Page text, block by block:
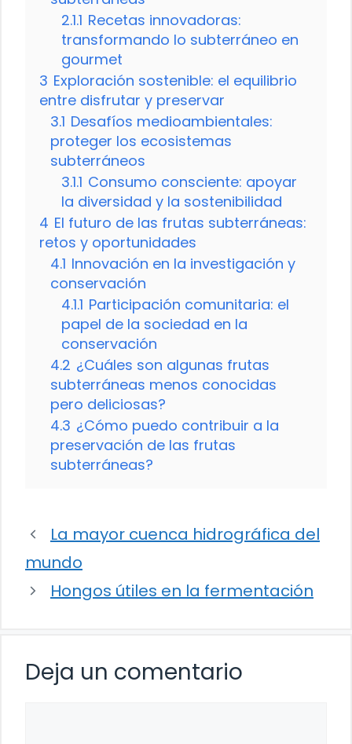
2.1.1 Recetas innovadoras:
transformando lo subterráneo en
gourmet
3 Exploración sostenible: el equilibrio
entre disfrutar y preservar
3.1 Desafíos medioambientales:
proteger los ecosistemas
subterráneos
3.1.1 Consumo consciente: apoyar
la diversidad y la sostenibilidad
4 El futuro de las frutas subterráneas:
retos y oportunidades
4.1 Innovación en la investigación y
conservación
4.1.1 Participación comunitaria: el
papel de la sociedad en la
conservación
4.2 ¿Cuáles son algunas frutas
subterráneas menos conocidas
pero deliciosas?
4.3 ¿Cómo puedo contribuir a la
preservación de las frutas
subterráneas?
La mayor cuenca hidrográfica del
mundo
Hongos útiles en la fermentación
Deja un comentario